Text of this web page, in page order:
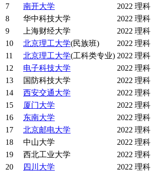
7
南开大学 2022 理科
8
华中科技大学 2022 理科
9
上海财经大学 2022 理科
10
北京理工大学(民族班) 2022 理科
11
北京理工大学(工科类专业) 2022 理科
12
电子科技大学 2022 理科
13
国防科技大学 2022 理科
14
西安交通大学 2022 理科
15
厦门大学 2022 理科
16
东南大学 2022 理科
17
北京邮电大学 2022 理科
18
中山大学 2022 理科
19
西北工业大学 2022 理科
20
四川大学 2022 理科